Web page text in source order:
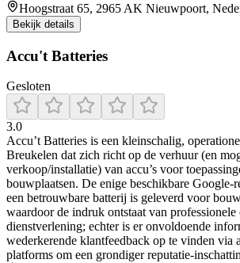
Hoogstraat 65, 2965 AK Nieuwpoort,
Bekijk details
Accu't Batteries
Gesloten
3.0
Accu’t Batteries is een kleinschalig,
Breukelen dat zich richt op de verhuur (en
verkoop/installatie) van accu’s voor
bouwplaatsen. De enige beschikbare Google-
een betrouwbare batterij is geleverd voor
waardoor de indruk ontstaat van professionele
dienstverlening; echter is er onvoldoende
wederkerende klantfeedback op te vinden via
platforms om een grondiger reputatie-